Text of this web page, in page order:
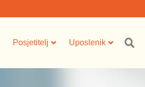
Posjetitelj Uposlenik